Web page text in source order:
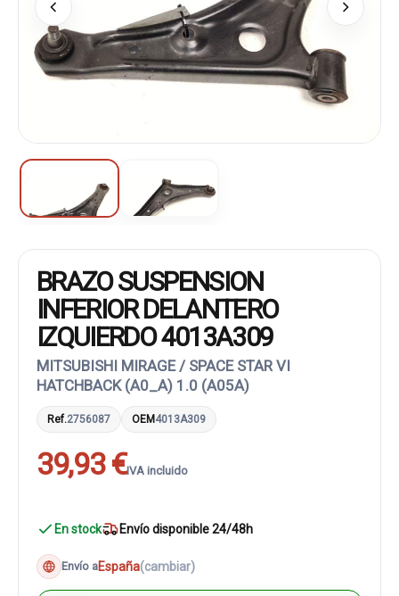
BRAZO SUSPENSION
INFERIOR DELANTERO
IZQUIERDO 4013A309
MITSUBISHI MIRAGE / SPACE STAR VI
HATCHBACK (A0_A) 1.0 (A05A)
Ref.2756087 OEM4013A309
39,93 €IVA incluido
En stock Envío disponible 24/48h
Envío aEspaña(cambiar)